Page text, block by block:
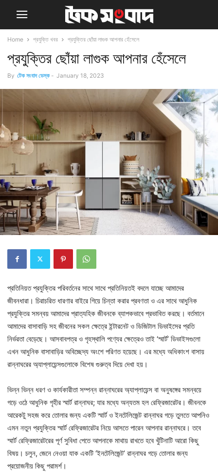
Home প্রযুক্তি খবর প্রযুক্তির ছোঁয়া লাগুক আপনার হেঁসেলে
প্রযুক্তির ছোঁয়া লাগুক আপনার হেঁসেলে
By টেক সংবাদ ডেস্ক - January 18, 2023
প্রতিনিয়ত প্রযুক্তির পরিবর্তনের সাথে সাথে প্রতিনিয়তই বদলে যাচ্ছে আমাদের
জীবনধারা। চিরাচরিত ধারণার বাইরে গিয়ে চিন্তা করার প্রবণতা ও এর সাথে আধুনিক
প্রযুক্তির সমন্বয় আমাদের প্রাত্যহিক জীবনকে ব্যাপকভাবে প্রভাবিত করছে। বর্তমানে
আমাদের বাসাবাড়ি সহ জীবনের সকল ক্ষেত্রে ইন্টারনেট ও ডিজিটাল ডিভাইসের প্রতি
নির্ভরতা বেড়েছে। আসবাবপত্র ও গৃহস্থালি পণ্যের ক্ষেত্রেও তাই ‘স্মার্ট’ ডিভাইসগুলো
এখন আধুনিক বাসাবাড়ির অবিচ্ছেদ্য অংশে পরিণত হয়েছে। এর মধ্যে অধিকাংশ বাসায়
রান্নাঘরের অ্যাপ্লায়েন্সগুলোকে বিশেষ গুরুত্ব দিয়ে দেখা হয়।
ভিন্ন ভিন্ন ধরণ ও কার্যকারীতা সম্পন্ন রান্নাঘরের অ্যাপ্লায়েন্স বা অনুষঙ্গের সমন্বয়ে
গড়ে ওঠে আধুনিক গৃহীর স্মার্ট রান্নাঘর; যার মধ্যে অন্যতম হল রেফ্রিজারেটর। জীবনকে
আরেকটু সহজ করে তোলার জন্য একটি স্মার্ট ও ইনটেলিজেন্ট রান্নাঘর গড়ে তুলতে আপনিও
এমন নতুন প্রযুক্তির স্মার্ট রেফ্রিজারেটর নিয়ে আসতে পারেন আপনার রান্নাঘরে। তবে
স্মার্ট রেফ্রিজারেটরের পূর্ণ সুবিধা পেতে আপনাকে মাথায় রাখতে হবে খুঁটিনাটি আরো কিছু
বিষয়। চলুন, জেনে নেওয়া যাক একটি ‘ইনটেলিজেন্ট’ রান্নাঘর গড়ে তোলার জন্য
প্রয়োজনীয় কিছু পরামর্শ।